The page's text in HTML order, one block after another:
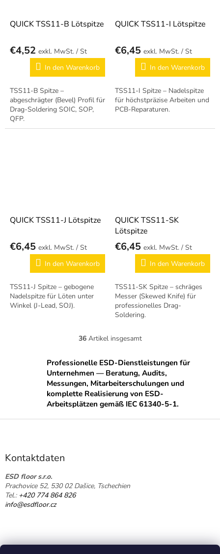
QUICK TSS11-B Lötspitze
€4,52
/ St
In den Warenkorb
TSS11-B Spitze –
abgeschrägter (Bevel) Profil für
Drag-Soldering SOIC, SOP,
QFP.
QUICK TSS11-I Lötspitze
€6,45
/ St
In den Warenkorb
TSS11-I Spitze – Nadelspitze
für höchstpräzise Arbeiten und
PCB-Reparaturen.
QUICK TSS11-J Lötspitze
€6,45
/ St
In den Warenkorb
TSS11-J Spitze – gebogene
Nadelspitze für Löten unter
Winkel (J-Lead, SOJ).
QUICK TSS11-SK
Lötspitze
€6,45
/ St
In den Warenkorb
TSS11-SK Spitze – schräges
Messer (Skewed Knife) für
professionelles Drag-
Soldering.
S
e
u
e
r
e
l
e
e
r
e
36Artikel insgesamt
Professionelle ESD-Dienstleistungen für
Unternehmen — Beratung, Audits,
Messungen, Mitarbeiterschulungen und
komplette Realisierung von ESD-
Arbeitsplätzen gemäß IEC 61340-5-1.
F
Kontaktdaten
ESD floor s.r.o.
Prachovice 52, 530 02 Dašice, Tschechien
Tel.: +420 774 864 826
info@esdfloor.cz